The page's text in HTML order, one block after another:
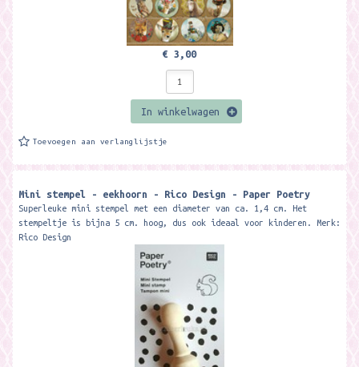
€ 3,00
In winkelwagen
Toevoegen aan verlanglijstje
Mini stempel - eekhoorn - Rico Design - Paper Poetry
Superleuke mini stempel met een diameter van ca. 1,4 cm. Het
stempeltje is bijna 5 cm. hoog, dus ook ideaal voor kinderen. Merk:
Rico Design